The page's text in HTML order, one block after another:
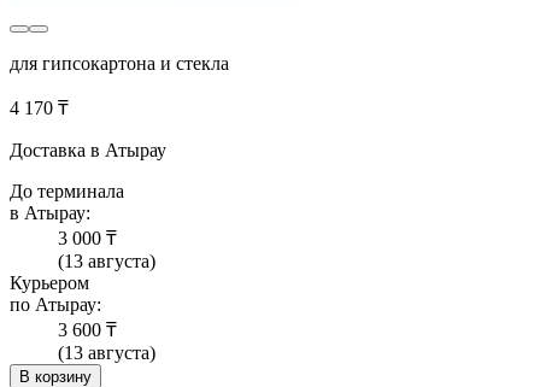
для гипсокартона и стекла
4 170 ₸
Доставка в Атырау
До терминала
в Атырау:
3 000 ₸
(13 августа)
Курьером
по Атырау:
3 600 ₸
(13 августа)
В корзину